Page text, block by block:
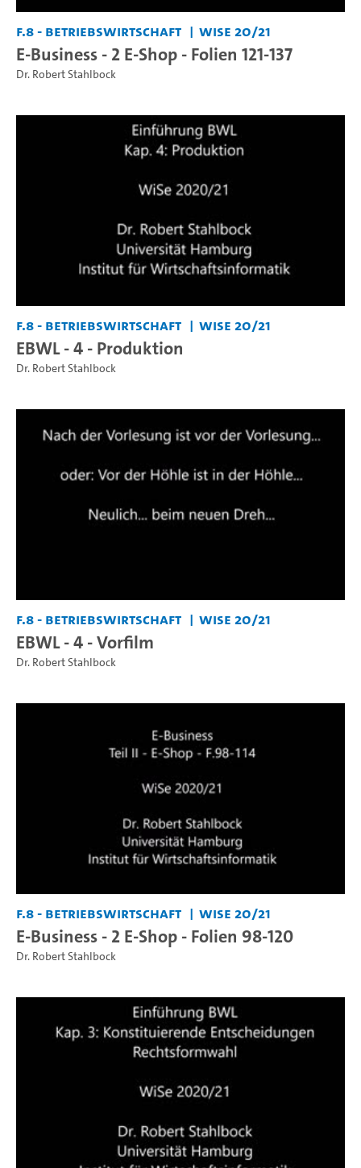
F.8 - Betriebswirtschaft WiSe 20/21
E-Business - 2 E-Shop - Folien 121-137
Dr. Robert Stahlbock
F.8 - Betriebswirtschaft WiSe 20/21
EBWL - 4 - Produktion
Dr. Robert Stahlbock
F.8 - Betriebswirtschaft WiSe 20/21
EBWL - 4 - Vorfilm
Dr. Robert Stahlbock
F.8 - Betriebswirtschaft WiSe 20/21
E-Business - 2 E-Shop - Folien 98-120
Dr. Robert Stahlbock